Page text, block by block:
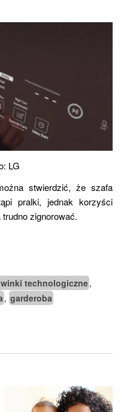
LG
stwierdzić, że szafa
pralki, jednak korzyści
zignorować.
technologiczne,
, garderoba